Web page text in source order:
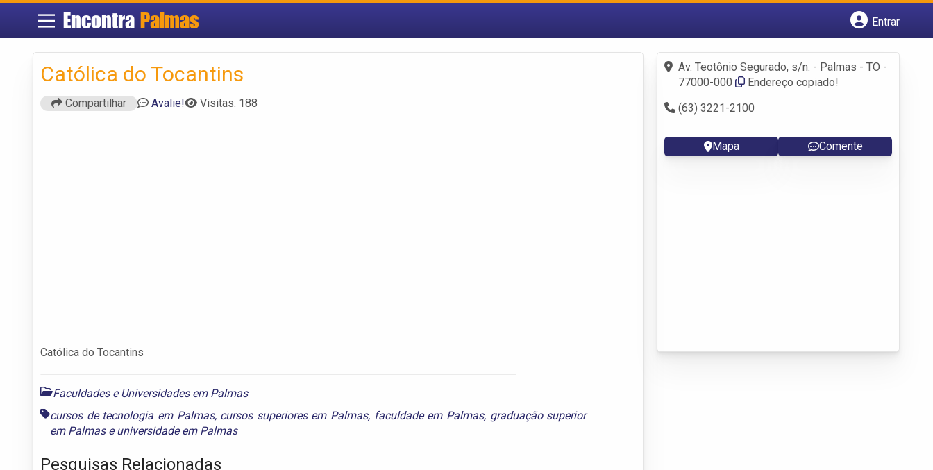
Encontra Palmas
Entrar
Fazer login
Criar conta
Católica do Tocantins
Compartilhar Avalie! Visitas: 188
Católica do Tocantins
Faculdades e Universidades em Palmas
cursos de tecnologia em Palmas, cursos superiores em Palmas, faculdade em Palmas, graduação superior
em Palmaseuniversidade em Palmas
Pesquisas Relacionadas
Av. Teotônio Segurado, s/n. - Palmas - TO -
77000-000
Endereço copiado!
(63) 3221-2100
Mapa Comente